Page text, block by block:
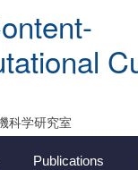
科学研究室
Publications